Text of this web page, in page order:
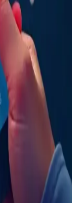
Kullanıcı
bulunmasının
büyüklüğü, medya
ele alınıyor.
Durduruldu:
yüksek üretim
üretimini durdurdu.
modellere
İçin Unified
görünüm
Bu
engeller ancak